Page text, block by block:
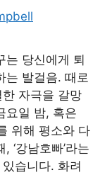
는 당신에게 퇴
는 발걸음. 때로
자극을 갈망
요일 밤, 혹은
위해 평소와 다
‘강남호빠’라는
습니다. 화려